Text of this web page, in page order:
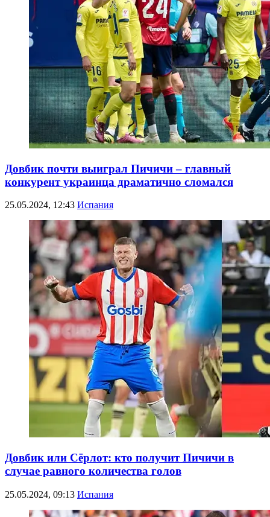
Довбик почти выиграл Пичичи – главный
конкурент украинца драматично сломался
25.05.2024, 12:43 Испания
Довбик или Сёрлот: кто получит Пичичи в
случае равного количества голов
25.05.2024, 09:13 Испания